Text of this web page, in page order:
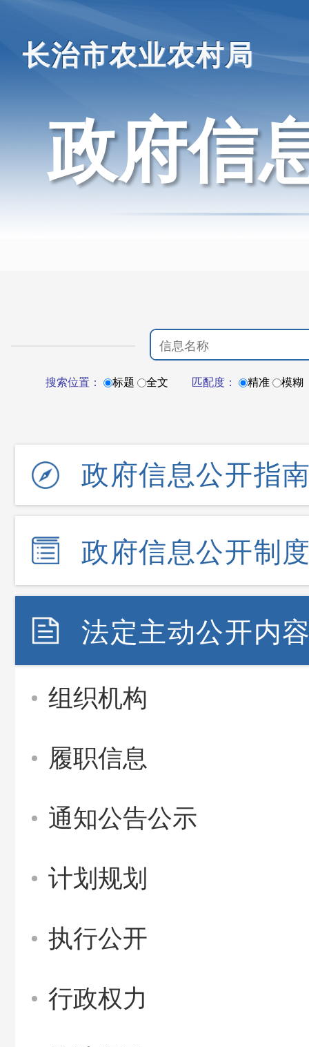
长治市农业农村局
政府信
搜索位置： 标题 全文 匹配度： 精准 模糊
政府信息公开指
政府信息公开制
法定主动公开内
组织机构
履职信息
通知公告公示
计划规划
执行公开
行政权力